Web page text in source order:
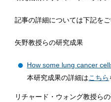
記事の詳細については下記をご
矢野教授らの研究成果
How some lung cancer
本研究成果の詳細はこちら
リチャード・ウォング教授ら